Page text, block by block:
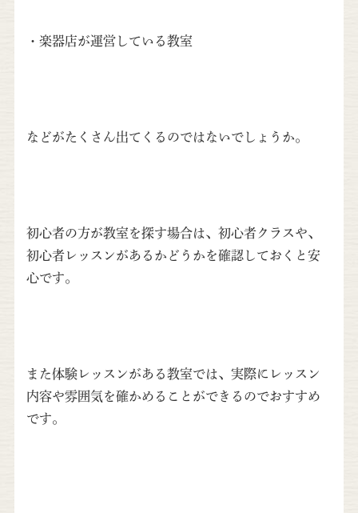
・楽器店が運営している教室
などがたくさん出てくるのではないでしょうか。
初心者の方が教室を探す場合は、初心者クラスや、
初心者レッスンがあるかどうかを確認しておくと安
心です。
また体験レッスンがある教室では、実際にレッスン
内容や雰囲気を確かめることができるのでおすすめ
です。